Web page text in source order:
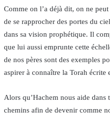
Comme on l’a déjà dit, on ne
de se rapprocher des portes du
dans sa vision prophétique. Il
que lui aussi emprunte cette
de nos pères sont des exemples
aspirer à connaître la Torah
Alors qu’Hachem nous aide dans
chemins afin de devenir comme